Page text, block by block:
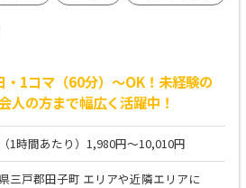
・1コマ（60分）～OK！未経験の
人の方まで幅広く活躍中！
1時間あたり）1,980円～10,010円
三戸郡田子町 エリアや近隣エリアに